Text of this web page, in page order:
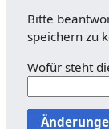
Bitte
speichern zu
Wofür steht